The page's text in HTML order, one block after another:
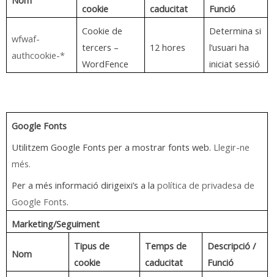
cookie caducitat Funció
wfwaf-
authcookie-*
Cookie de
tercers –
WordFence
12 hores
Determina si
l’usuari ha
iniciat sessió
Google Fonts
Utilitzem Google Fonts per a mostrar fonts web. Llegir-ne
més.
Per a més informació dirigeixi’s a la política de privadesa de
Google Fonts.
Marketing/Seguiment
Nom
Tipus de
cookie
Temps de
caducitat
Descripció /
Funció